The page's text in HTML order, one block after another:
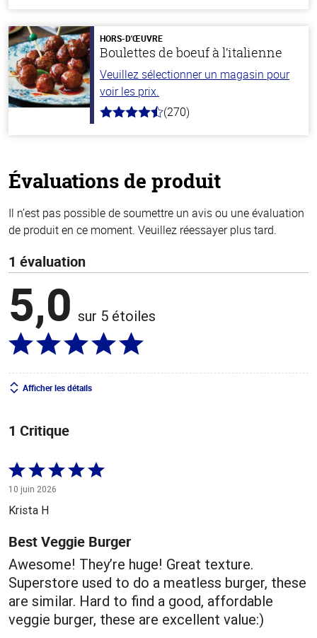
stars
HORS-D'ŒUVRE
Boulettes de boeuf à l’italienne
Veuillez sélectionner un magasin pour
voir les prix.
4.5
(270)
Évaluations de produit
Il n’est pas possible de soumettre un avis ou une évaluation
de produit en ce moment. Veuillez réessayer plus tard.
1 évaluation
5,0 sur 5 étoiles
Afficher les détails
1 Critique
Coté
5 sur
5
10 juin 2026
Krista H
Best Veggie Burger
Awesome! They’re huge! Great texture.
Superstore used to do a meatless burger, these
are similar. Hard to find a good, affordable
veggie burger, these are excellent value:)